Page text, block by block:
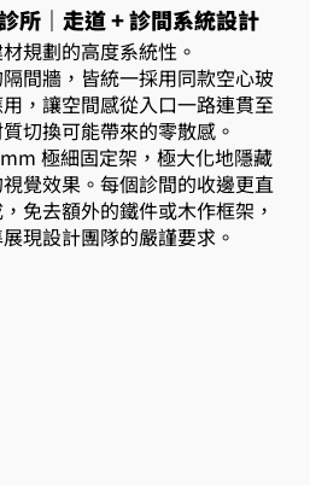
所｜走道 + 診間系統設計
規劃的高度系統性。
間牆，皆統一採用同款空心玻
，讓空間感從入口一路連貫至
切換可能帶來的零散感。
極細固定架，極大化地隱藏
覺效果。每個診間的收邊更直
免去額外的鐵件或木作框架，
現設計團隊的嚴謹要求。